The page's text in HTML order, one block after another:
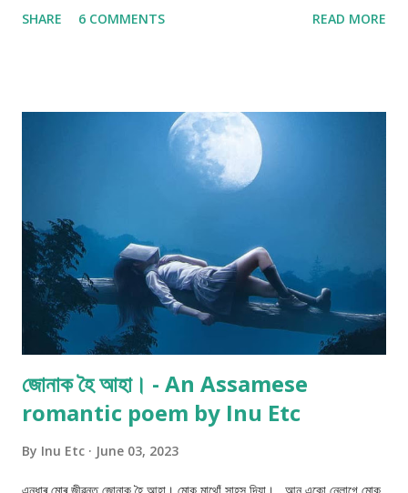
পেলালে। মই নামিম একেবাৰে শেষ ষ্টেশনত।সেয়ে ভাৱিলো এঘুমটি মাৰি
ভালকৈ দেখা নাপালো। ট্ৰেইনখন আকৌ চলিবলৈ ধৰিলে। মই আকৌ ভয়েই খাইছিলো।
ডকাইতৰ দলেই ট্ৰেইনখন ৰখালে কিজানি! এই ঠাইখনত প্ৰায়ে বোলে ডকাইতে ট্ৰেইন ৰখাই
ট্ৰেইনৰ মানুহক হাৰাশাস্তি কৰে। যিয়েই নহওক ট্ৰেইন খন...
SHARE 6 COMMENTS READ MORE
জোনাক হৈ আহা। - An Assamese
romantic poem by Inu Etc
By Inu Etc June 03, 2023